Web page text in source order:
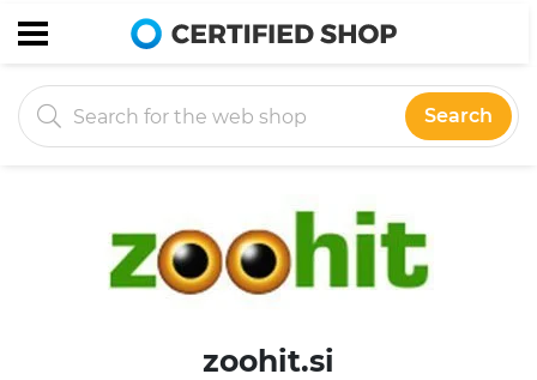
Search
zoohit.si